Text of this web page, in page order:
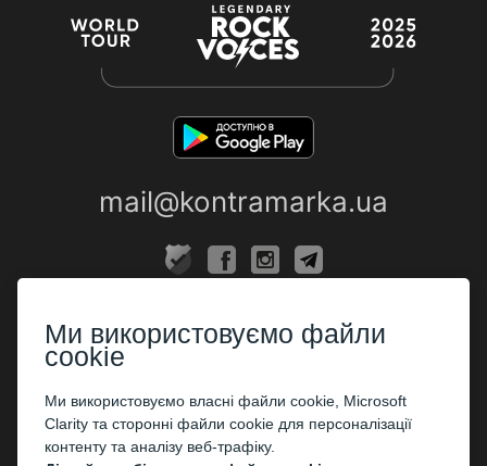
mail@kontramarka.ua
Каси
ПАРТНЕРАМ
Організаторам
Ми використовуємо файли
cookie
Ми використовуємо власні файли cookie, Microsoft
Clarity та сторонні файли cookie для персоналізації
контенту та аналізу веб-трафіку.